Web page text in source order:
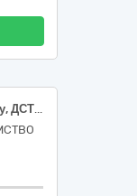
Морква свіжа, першого товарного сорту, ДСТУ 7035, Капуста білоголова свіжа, ранньостигла, ДСТУ 7037, Буряк столовий першого товарного сорту, 5-10 см, ДСТУ 7033, Цибуля ріпчаста свіжа, першого товарного сорту, від 4 см, ДСТУ 3234